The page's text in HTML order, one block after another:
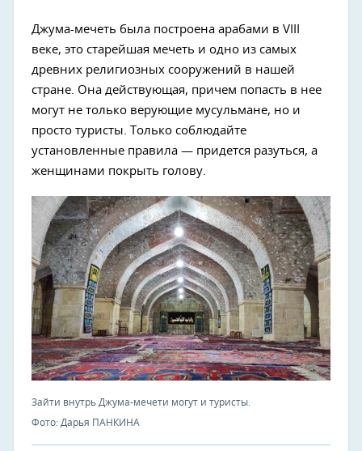
Джума-мечеть была построена арабами в VIII
веке, это старейшая мечеть и одно из самых
древних религиозных сооружений в нашей
стране. Она действующая, причем попасть в нее
могут не только верующие мусульмане, но и
просто туристы. Только соблюдайте
установленные правила — придется разуться, а
женщинами покрыть голову.
Зайти внутрь Джума-мечети могут и туристы.
Фото: Дарья ПАНКИНА